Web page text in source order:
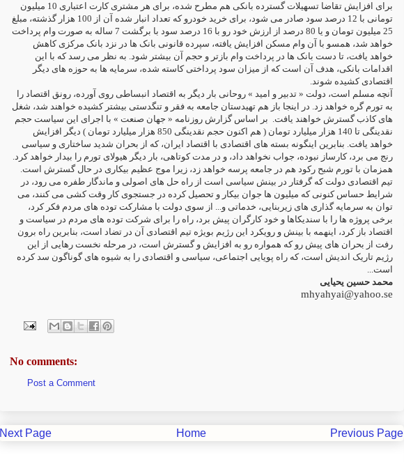
برای افزایش تقاضا تسهیلات گسترده بانکی هم مطرح شده، برای هر مشتری کارت اعتباری 10 میلیون
تومانی با 12 درصد سود صادر می شود، برای خرید خودرو که تعداد انبار شده آن از 100 هزار گذشته، مبلغ
25 میلیون تومان و یا 80 درصد از ارزش خود رو با 16 درصد سود با برگشت 7 ساله به صورت وام پرداخت
خواهد شد، همسو با آن وام مسکن افزایش یافته، سپرده قانونی بانک ها در نزد بانک مرکزی کاهش
خواهد یافت، تا دست بانک ها در پرداخت وام بازتر و حجم آن بیشتر شود. به نظر می رسد که با این
اقدامات بانکی، هدف آن است که از میزان سود پرداختی کاسته شده، سرمایه ها به حوزه های دیگر
اقتصادی کشیده شوند.
آنچه مسلم است، دولت « تدبیر و امید » روحانی بار دیگر به اقتصاد انبساطی روی آورده، رونق اقتصاد را
به تورم گره خواهد زد. در اینجا باز هم تهیدستان جامعه به فقر و تنگدستی بیشتر کشیده خواهند شد، شغل
های کاذب گسترش خواهند یافت. بر اساس گزارش روزنامه « جهان صنعت » با اجرای این سیاست حجم
نقدینگی تا 140 هزار میلیارد تومان ( هم اکنون حجم نقدینگی 850 هزار میلیارد تومان ) دیگر افزایش
خواهد یافت. بنابرین اینگونه بسته های اقتصادی با اقتصاد ایران، که از بحران شدید ساختاری و سیاسی
رنج می برد، کارساز نبوده، جواب نخواهد داد، و در مدت کوتاهی، بار دیگر هیولای تورم را بیدار خواهد کرد.
همزمان با تورم شبح رکود هم در جامعه پرسه خواهد زد، زیرا موج عظیم بیکاری در حال گسترش است.
تیم اقتصادی دولت که گرفتار در بینش سیاسی است از راه حل های اصولی و ماندگار طفره می رود، در
شرایط حساس کنونی که میلیون ها جوان بیکار و تحصیل کرده در جستجوی کار وقت کشی می کنند، می
توان به سرمایه گذاری های زیربنایی، خدماتی و... از سوی دولت با مشارکت توده های مردم فکر کرد،
برخی پروژه ها را با سندیکاها و خود کارگران پیش برد، راه را برای شرکت توده های مردم در سیاست و
اقتصاد باز کرد، اینهمه با بینش و رویکرد این رژیم بویژه تیم اقتصادی آن در تضاد است، بنابرین راه برون
رفت از بحران های پیش رو که همواره رو به افزایش و گسترش است، در مرحله نخست رهایی از این
رژیم تاریک اندیش است، که راه پویایی اجتماعی، سیاسی و اقتصادی را به شیوه های گوناگون سد کرده
است...
محمد حسین یحیایی
mhyahyai@yahoo.se
No comments:
Post a Comment
Next Page Previous Page
Home